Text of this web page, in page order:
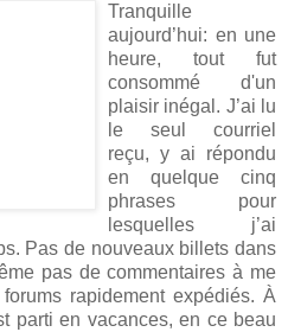
Tranquille
aujourd’hui: en une
heure, tout fut
consommé d'un
plaisir inégal. J’ai lu
le seul courriel
reçu, y ai répondu
en quelque cinq
phrases pour
lesquelles j’ai
Pas de nouveaux billets dans
pas de commentaires à me
rapidement expédiés. À
parti en vacances, en ce beau